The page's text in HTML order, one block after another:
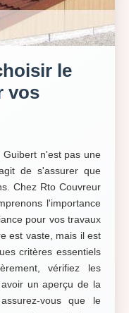
le
vos
n'est pas une
de s'assurer que
Chez Rto Couvreur
l'importance
pour vos travaux
est vaste, mais il est
critères essentiels
vérifiez les
un aperçu de la
vous que le